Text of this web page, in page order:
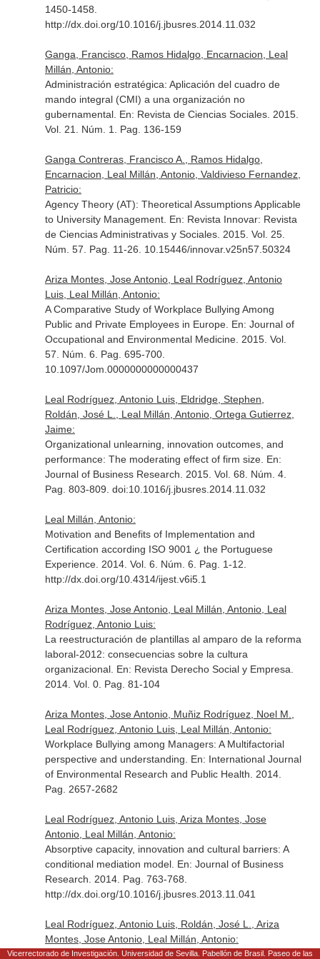
1450-1458.
http://dx.doi.org/10.1016/j.jbusres.2014.11.032
Ganga, Francisco, Ramos Hidalgo, Encarnacion, Leal
Millán, Antonio:
Administración estratégica: Aplicación del cuadro de
mando integral (CMI) a una organización no
gubernamental. En: Revista de Ciencias Sociales. 2015.
Vol. 21. Núm. 1. Pag. 136-159
Ganga Contreras, Francisco A., Ramos Hidalgo,
Encarnacion, Leal Millán, Antonio, Valdivieso Fernandez,
Patricio:
Agency Theory (AT): Theoretical Assumptions Applicable
to University Management. En: Revista Innovar: Revista
de Ciencias Administrativas y Sociales. 2015. Vol. 25.
Núm. 57. Pag. 11-26. 10.15446/innovar.v25n57.50324
Ariza Montes, Jose Antonio, Leal Rodríguez, Antonio
Luis, Leal Millán, Antonio:
A Comparative Study of Workplace Bullying Among
Public and Private Employees in Europe. En: Journal of
Occupational and Environmental Medicine. 2015. Vol.
57. Núm. 6. Pag. 695-700.
10.1097/Jom.0000000000000437
Leal Rodríguez, Antonio Luis, Eldridge, Stephen,
Roldán, José L., Leal Millán, Antonio, Ortega Gutierrez,
Jaime:
Organizational unlearning, innovation outcomes, and
performance: The moderating effect of firm size. En:
Journal of Business Research . 2015. Vol. 68. Núm. 4.
Pag. 803-809. doi:10.1016/j.jbusres.2014.11.032
Leal Millán, Antonio:
Motivation and Benefits of Implementation and
Certification according ISO 9001 ¿ the Portuguese
Experience. 2014. Vol. 6. Núm. 6. Pag. 1-12.
http://dx.doi.org/10.4314/ijest.v6i5.1
Ariza Montes, Jose Antonio, Leal Millán, Antonio, Leal
Rodríguez, Antonio Luis:
La reestructuración de plantillas al amparo de la reforma
laboral-2012: consecuencias sobre la cultura
organizacional. En: Revista Derecho Social y Empresa
2014. Vol. 0. Pag. 81-104
Ariza Montes, Jose Antonio, Muñiz Rodríguez, Noel M.,
Leal Rodríguez, Antonio Luis, Leal Millán, Antonio:
Workplace Bullying among Managers: A Multifactorial
perspective and understanding. En: International Journal
of Environmental Research and Public Health . 2014.
Pag. 2657-2682
Leal Rodríguez, Antonio Luis, Ariza Montes, Jose
Antonio, Leal Millán, Antonio:
Absorptive capacity, innovation and cultural barriers: A
conditional mediation model. En: Journal of Business
Research . 2014. Pag. 763-768.
http://dx.doi.org/10.1016/j.jbusres.2013.11.041
Leal Rodríguez, Antonio Luis, Roldán, José L., Ariza
Montes, Jose Antonio, Leal Millán, Antonio:
From potential absorptive capacity to innovation
Vicerrectorado de Investigación. Universidad de Sevilla. Pabellón de Brasil. Paseo de las